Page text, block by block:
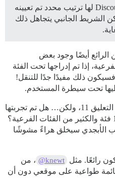
قائمة الفئات أبجدية. فئات Discourse لها ترتيب محدد تم تعيينه
الشريط الجانبي يتجاهل ذلك
الرائع أيضًا وجود بعض
إذا تم إدراجها تحت الفئة
فسيكون ذلك مفيدًا جدًا للتنقل!
تحت سيطرة المستخدم.
أدرك “تمت المحاولة بالفعل” من التعليق 11، ولكن… هل تم تجربتها
على موقع يحتوي على حوالي 100 فئة والكثير من الفئات الفرعية؟
الأبجدي سيخلق هراءً مشوشًا
رائعًا. مثل @knewt ، من
طواعية على موقعي دون أن